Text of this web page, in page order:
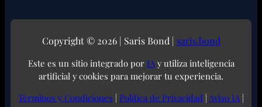
Copyright © 2026 | Saris Bond | saris.bond
Este es un sitio integrado por IAy utiliza inteligencia
artificial y cookies para mejorar tu experiencia.
Términos y Condiciones | Política de Privacidad | Aviso IA|